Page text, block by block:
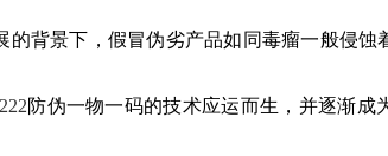
的背景下，假冒伪劣产品如同毒瘤一般侵
防伪一物一码的技术应运而生，并逐渐成